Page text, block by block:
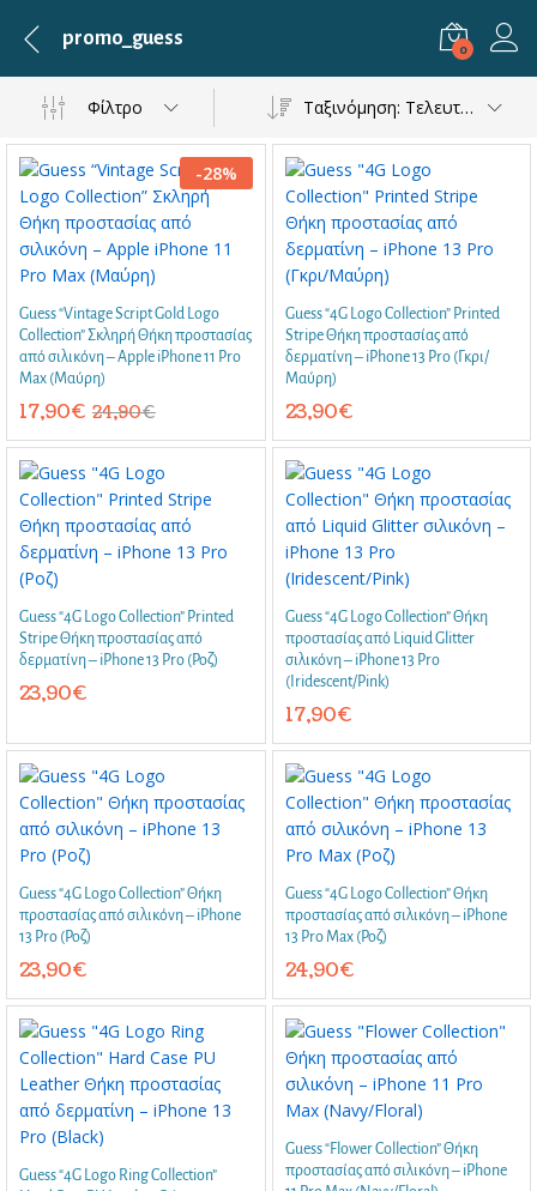
promo_guess 0
Φίλτρο Ταξινόμηση: Τελευταία
-28%
Guess “Vintage Script Gold Logo
Collection” Σκληρή Θήκη προστασίας
από σιλικόνη – Apple iPhone 11 Pro
Max (Μαύρη)
17,90€ 24,90€
Guess “4G Logo Collection” Printed
Stripe Θήκη προστασίας από
δερματίνη – iPhone 13 Pro (Γκρι/
Μαύρη)
23,90€
Guess “4G Logo Collection” Printed
Stripe Θήκη προστασίας από
δερματίνη – iPhone 13 Pro (Ροζ)
23,90€
Guess “4G Logo Collection” Θήκη
προστασίας από Liquid Glitter
σιλικόνη – iPhone 13 Pro
(Iridescent/Pink)
17,90€
Guess “4G Logo Collection” Θήκη
προστασίας από σιλικόνη – iPhone
13 Pro (Ροζ)
23,90€
Guess “4G Logo Collection” Θήκη
προστασίας από σιλικόνη – iPhone
13 Pro Max (Ροζ)
24,90€
Guess “4G Logo Ring Collection”
Guess “Flower Collection” Θήκη
προστασίας από σιλικόνη – iPhone